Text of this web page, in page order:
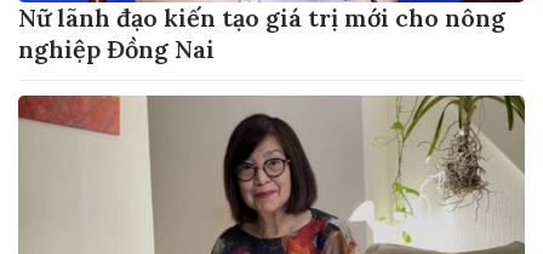
Nữ lãnh đạo kiến tạo giá trị mới cho nông
nghiệp Đồng Nai